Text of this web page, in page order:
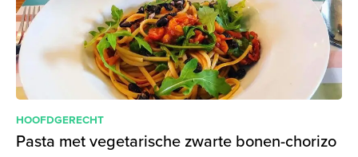
HOOFDGERECHT
Pasta met vegetarische zwarte bonen-chorizo